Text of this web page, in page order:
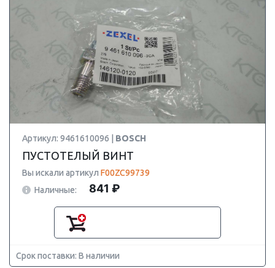
Артикул: 9461610096 | BOSCH
ПУСТОТЕЛЫЙ ВИНТ
Вы искали артикул F00ZC99739
Наличные:
841 ₽
Срок поставки: В наличии